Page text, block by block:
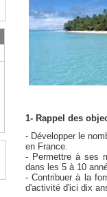
1- Rappel des
- Développer le
en France.
- Permettre à ses
dans les 5 à 10
- Contribuer à la
d'activité d'ici dix